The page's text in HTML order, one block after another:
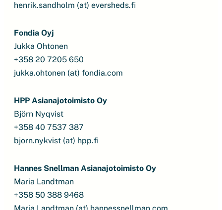
henrik.sandholm (at) eversheds.fi
Fondia Oyj
Jukka Ohtonen
+358 20 7205 650
jukka.ohtonen (at) fondia.com
HPP Asianajotoimisto Oy
Björn Nyqvist
+358 40 7537 387
bjorn.nykvist (at) hpp.fi
Hannes Snellman Asianajotoimisto Oy
Maria Landtman
+358 50 388 9468